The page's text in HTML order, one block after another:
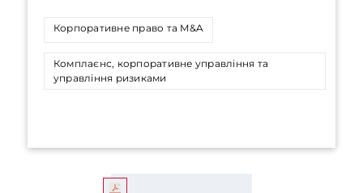
Корпоративне право та M&A
Комплаєнс, корпоративне управління та
управління ризиками